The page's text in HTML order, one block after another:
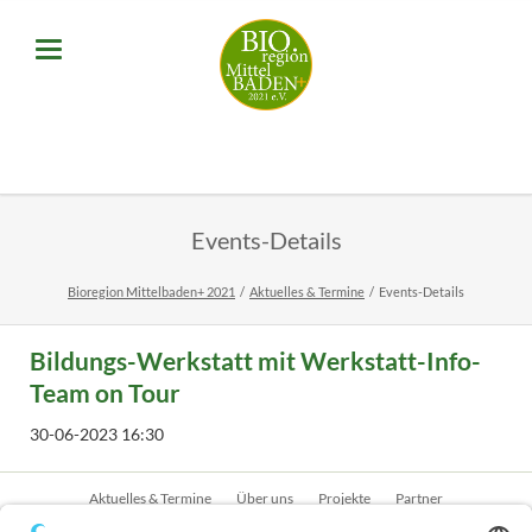
Events-Details
Bioregion Mittelbaden+ 2021 Aktuelles & Termine Events-Details
Bildungs-Werkstatt mit Werkstatt-Info-
Team on Tour
30-06-2023 16:30
Navigation
Aktuelles & Termine Über uns Projekte Partner